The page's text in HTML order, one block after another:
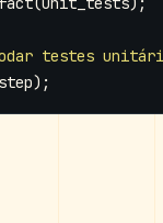
testes
step);